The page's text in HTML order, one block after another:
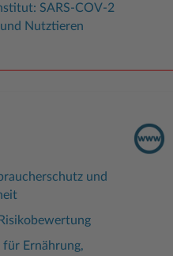
SARS-COV-2
Nutztieren
und
für Ernährung,